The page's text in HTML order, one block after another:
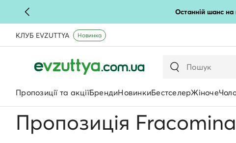
Останній шанс на
КЛУБ EVZUTTYA Новинка
Пропозиції та акціїБрендиНовинкиБестселерЖіноче
Пропозиція Fracomina